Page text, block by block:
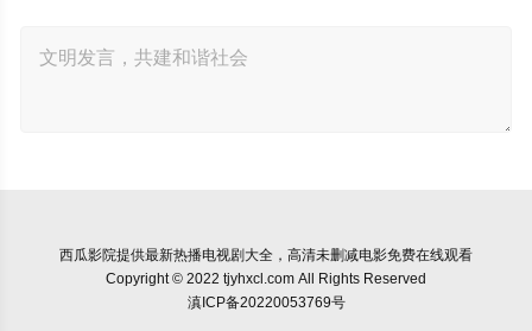
西瓜影院提供最新热播电视剧大全，高清未删减电影免费在线观看
Copyright © 2022 tjyhxcl.com All Rights Reserved
滇ICP备20220053769号